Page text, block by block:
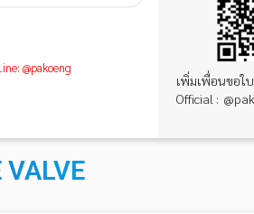
@pakoeng
เพิ่มเพื่อนขอใ
Official :